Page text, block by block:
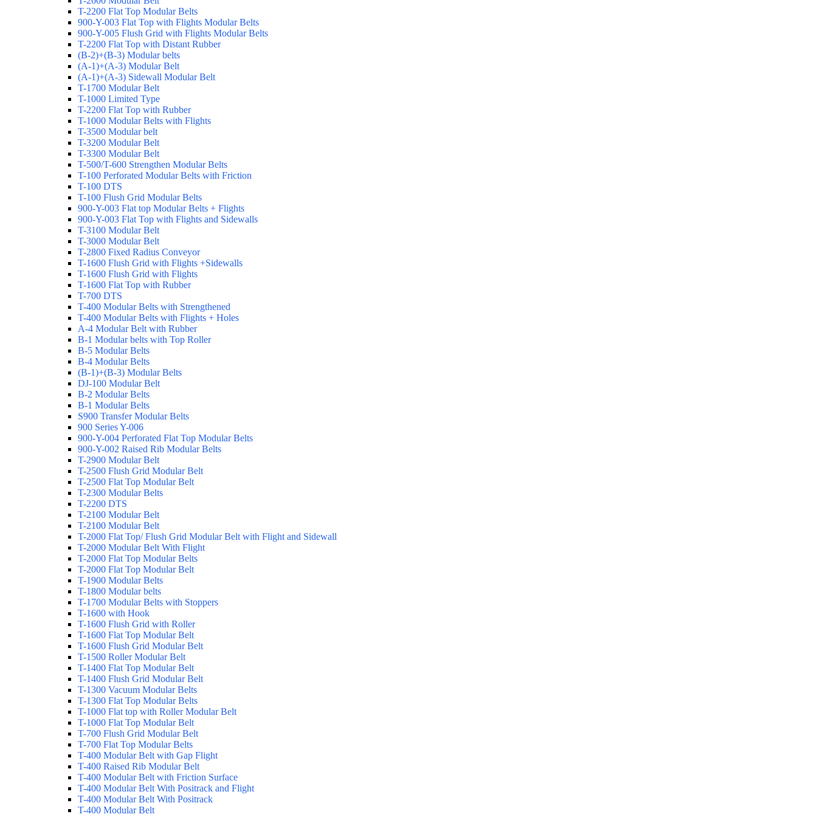
T-2200 Flat Top Modular Belts
900-Y-003 Flat Top with Flights Modular Belts
900-Y-005 Flush Grid with Flights Modular Belts
T-2200 Flat Top with Distant Rubber
(B-2)+(B-3) Modular belts
(A-1)+(A-3) Modular Belt
(A-1)+(A-3) Sidewall Modular Belt
T-1700 Modular Belt
T-1000 Limited Type
T-2200 Flat Top with Rubber
T-1000 Modular Belts with Flights
T-3500 Modular belt
T-3200 Modular Belt
T-3300 Modular Belt
T-500/T-600 Strengthen Modular Belts
T-100 Perforated Modular Belts with Friction
T-100 DTS
T-100 Flush Grid Modular Belts
900-Y-003 Flat top Modular Belts + Flights
900-Y-003 Flat Top with Flights and Sidewalls
T-3100 Modular Belt
T-3000 Modular Belt
T-2800 Fixed Radius Conveyor
T-1600 Flush Grid with Flights +Sidewalls
T-1600 Flush Grid with Flights
T-1600 Flat Top with Rubber
T-700 DTS
T-400 Modular Belts with Strengthened
T-400 Modular Belts with Flights + Holes
A-4 Modular Belt with Rubber
B-1 Modular belts with Top Roller
B-5 Modular Belts
B-4 Modular Belts
(B-1)+(B-3) Modular Belts
DJ-100 Modular Belt
B-2 Modular Belts
B-1 Modular Belts
S900 Transfer Modular Belts
900 Series Y-006
900-Y-004 Perforated Flat Top Modular Belts
900-Y-002 Raised Rib Modular Belts
T-2900 Modular Belt
T-2500 Flush Grid Modular Belt
T-2500 Flat Top Modular Belt
T-2300 Modular Belts
T-2200 DTS
T-2100 Modular Belt
T-2100 Modular Belt
T-2000 Flat Top/ Flush Grid Modular Belt with Flight and Sidewall
T-2000 Modular Belt With Flight
T-2000 Flat Top Modular Belts
T-2000 Flat Top Modular Belt
T-1900 Modular Belts
T-1800 Modular belts
T-1700 Modular Belts with Stoppers
T-1600 with Hook
T-1600 Flush Grid with Roller
T-1600 Flat Top Modular Belt
T-1600 Flush Grid Modular Belt
T-1500 Roller Modular Belt
T-1400 Flat Top Modular Belt
T-1400 Flush Grid Modular Belt
T-1300 Vacuum Modular Belts
T-1300 Flat Top Modular Belts
T-1000 Flat top with Roller Modular Belt
T-1000 Flat Top Modular Belt
T-700 Flush Grid Modular Belt
T-700 Flat Top Modular Belts
T-400 Modular Belt with Gap Flight
T-400 Raised Rib Modular Belt
T-400 Modular Belt with Friction Surface
T-400 Modular Belt With Positrack and Flight
T-400 Modular Belt With Positrack
T-400 Modular Belt